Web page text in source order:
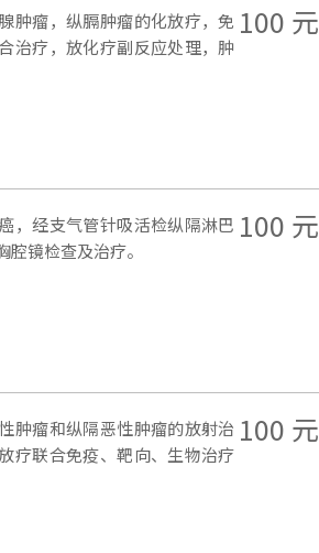
肿瘤，纵膈肿瘤的化放疗，免
治疗，放化疗副反应处理，肿
100 元
，经支气管针吸活检纵隔淋巴
镜检查及治疗。
100 元
肿瘤和纵隔恶性肿瘤的放射治
疗联合免疫、靶向、生物治疗
100 元